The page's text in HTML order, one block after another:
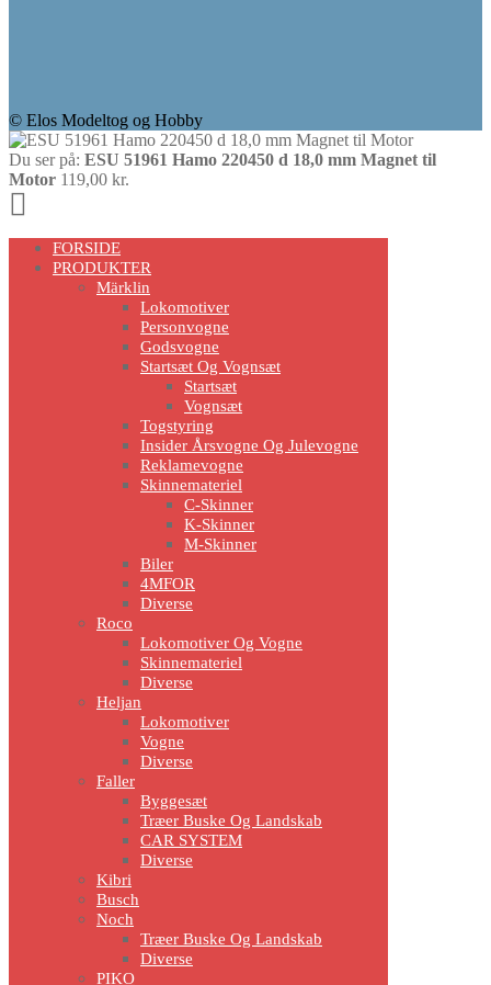
© Elos Modeltog og Hobby
Du ser på: ESU 51961 Hamo 220450 d 18,0 mm Magnet til
Motor 119,00 kr.
UpFORSIDE
PRODUKTER
Märklin
Lokomotiver
Personvogne
Godsvogne
Startsæt Og Vognsæt
Startsæt
Vognsæt
Togstyring
Insider Årsvogne Og Julevogne
Reklamevogne
Skinnemateriel
C-Skinner
K-Skinner
M-Skinner
Biler
4MFOR
Diverse
Roco
Lokomotiver Og Vogne
Skinnemateriel
Diverse
Heljan
Lokomotiver
Vogne
Diverse
Faller
Byggesæt
Træer Buske Og Landskab
CAR SYSTEM
Diverse
Kibri
Busch
Noch
Træer Buske Og Landskab
Diverse
PIKO